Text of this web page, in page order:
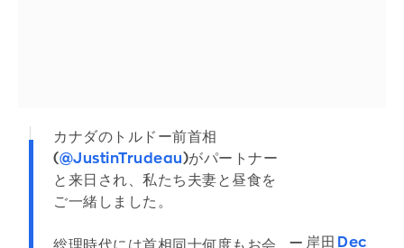
カナダのトルドー前首相
(@JustinTrudeau)がパートナー
と来日され、私たち夫妻と昼食を
ご一緒しました。
— 岸田 Dec